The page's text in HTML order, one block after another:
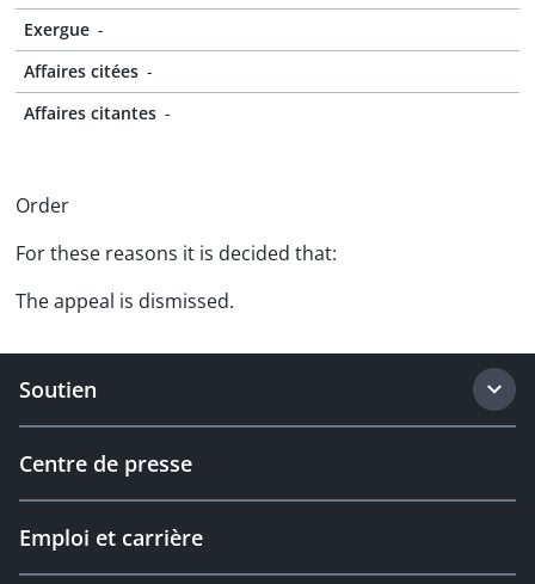
Exergue -
Affaires citées -
Affaires citantes -
Order
For these reasons it is decided that:
The appeal is dismissed.
Soutien
Centre de presse
Emploi et carrière